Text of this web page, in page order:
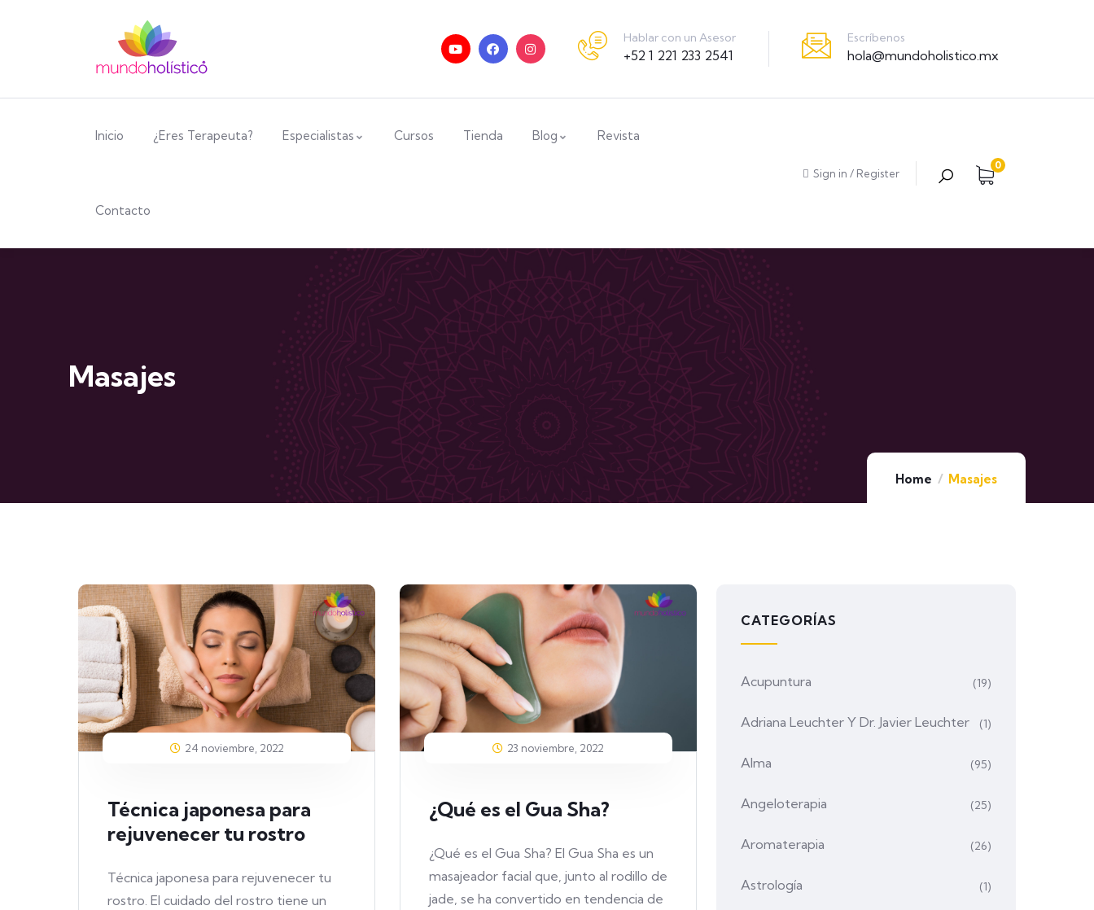
Hablar con un Asesor
+52 1 221 233 2541
Escríbenos
hola@mundoholistico.mx
Inicio ¿Eres Terapeuta? Especialistas Cursos Tienda Blog Revista
Contacto
Sign in / Register
0
Masajes
Home Masajes
24 noviembre, 2022
Técnica japonesa para
rejuvenecer tu rostro
Técnica japonesa para rejuvenecer tu
rostro. El cuidado del rostro tiene un
23 noviembre, 2022
¿Qué es el Gua Sha?
¿Qué es el Gua Sha? El Gua Sha es un
masajeador facial que, junto al rodillo de
jade, se ha convertido en tendencia de
CATEGORÍAS
Acupuntura (19)
Adriana Leuchter Y Dr. Javier Leuchter (1)
Alma (95)
Angeloterapia (25)
Aromaterapia (26)
Astrología (1)